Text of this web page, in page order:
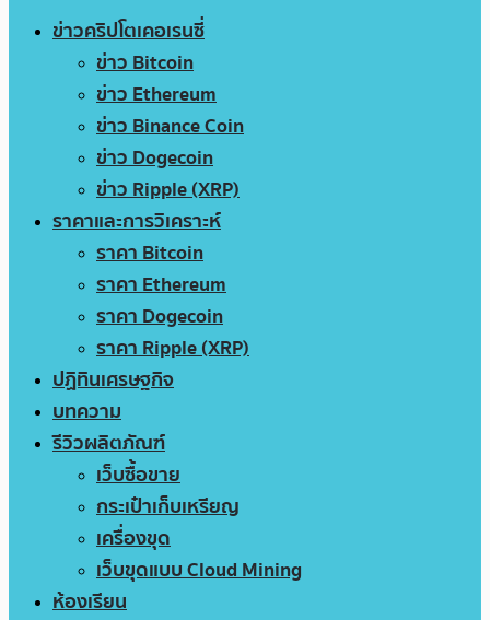
ข่าวคริปโตเคอเรนซี่
ข่าว Bitcoin
ข่าว Ethereum
ข่าว Binance Coin
ข่าว Dogecoin
ข่าว Ripple (XRP)
ราคาและการวิเคราะห์
ราคา Bitcoin
ราคา Ethereum
ราคา Dogecoin
ราคา Ripple (XRP)
ปฏิทินเศรษฐกิจ
บทความ
รีวิวผลิตภัณฑ์
เว็บซื้อขาย
กระเป๋าเก็บเหรียญ
เครื่องขุด
เว็บขุดแบบ Cloud Mining
ห้องเรียน